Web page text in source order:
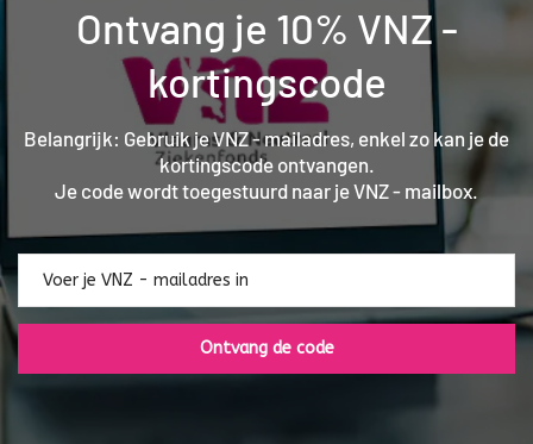
Ontvang je 10% VNZ -
kortingscode
Belangrijk: Gebruik je VNZ - mailadres, enkel zo kan je de
kortingscode ontvangen.
Je code wordt toegestuurd naar je VNZ - mailbox.
Ontvang de code